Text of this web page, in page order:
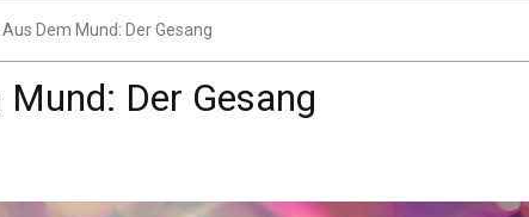
Aus Dem Mund: Der Gesang
Der Gesang